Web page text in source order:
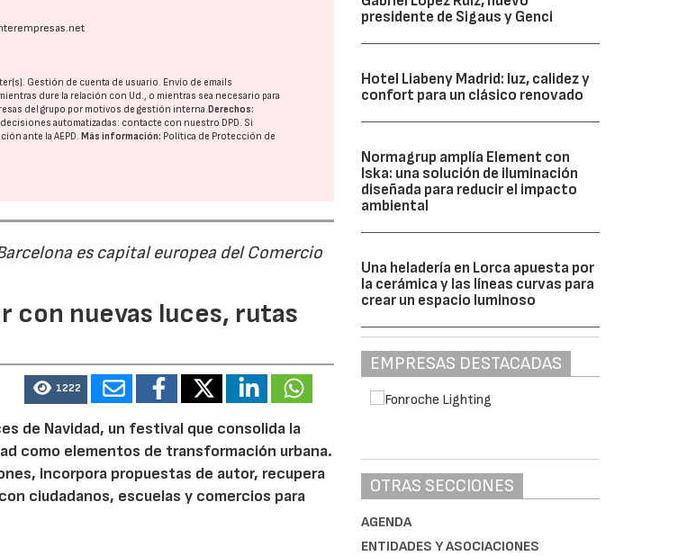
Gestión de cuenta de usuario. Envío de emails
dure la relación con Ud., o mientras sea necesario para
del grupo por motivos de gestión interna.Derechos:
automatizadas: contacte con nuestro DPD. Si
ante laAEPD.Más información: Política de Protección de
es capital europea del Comercio
con nuevas luces, rutas
1222
de Navidad, un festival que consolida la
como elementos de transformación urbana.
incorpora propuestas de autor, recupera
ciudadanos, escuelas y comercios para
presidente de Sigaus y Genci
Hotel Liabeny Madrid: luz, calidez y
confort para un clásico renovado
Normagrup amplía Element con
Iska: una solución de iluminación
diseñada para reducir el impacto
ambiental
Una heladería en Lorca apuesta por
la cerámica y las líneas curvas para
crear un espacio luminoso
EMPRESAS DESTACADAS
OTRAS SECCIONES
AGENDA
ENTIDADES Y ASOCIACIONES